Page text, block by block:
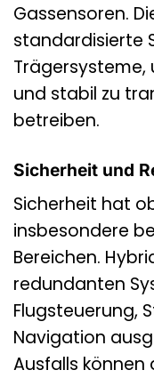
Gassensoren.
standardisierte
Trägersysteme,
und stabil zu
betreiben.
Sicherheit und
Sicherheit hat
insbesondere
Bereichen.
redundanten
Flugsteuerung,
Navigation
Ausfalls können